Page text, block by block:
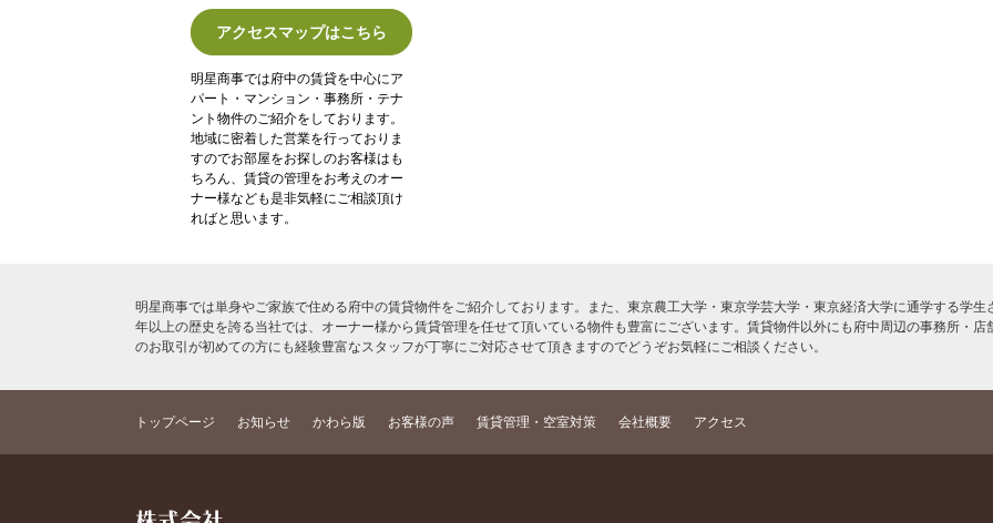
アクセスマップはこちら
明星商事では府中の賃貸を中心にア
パート・マンション・事務所・テナ
ント物件のご紹介をしております。
地域に密着した営業を行っておりま
すのでお部屋をお探しのお客様はも
ちろん、賃貸の管理をお考えのオー
ナー様なども是非気軽にご相談頂け
ればと思います。
明星商事では単身やご家族で住める府中の賃貸物件をご紹介しております。また、東京農工大学・東京学芸大学・東京経済大学に通学する学
年以上の歴史を誇る当社では、オーナー様から賃貸管理を任せて頂いている物件も豊富にございます。賃貸物件以外にも府中周辺の事務所・
のお取引が初めての方にも経験豊富なスタッフが丁寧にご対応させて頂きますのでどうぞお気軽にご相談ください。
トップページ お知らせ かわら版 お客様の声 賃貸管理・空室対策 会社概要 アクセス